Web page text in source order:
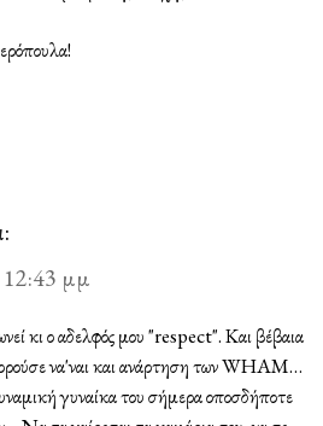
12:43 μμ
κι ο αδελφός μου "respect". Και βέβαια
να'ναι και ανάρτηση των WHAM…
γυναίκα του σήμερα οποσδήποτε